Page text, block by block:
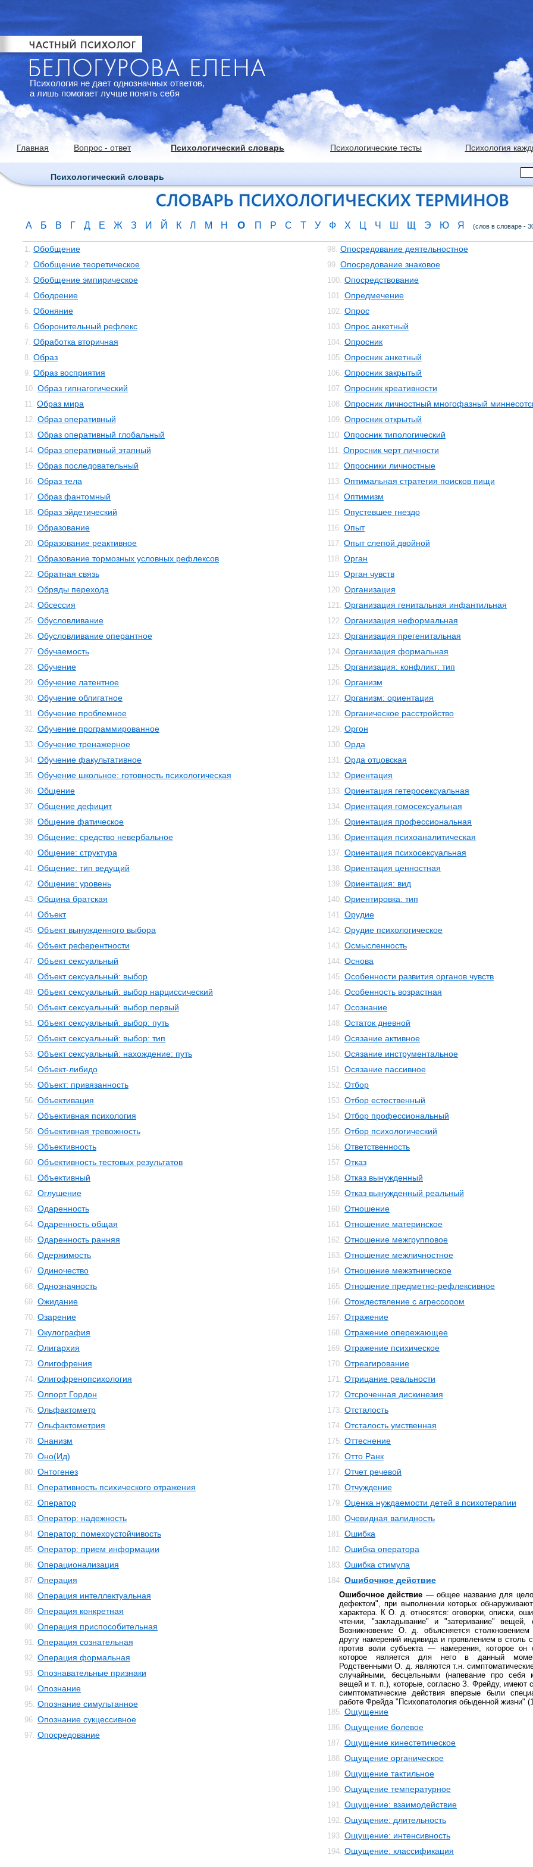
Психология не дает однозначных ответов,
а лишь помогает лучше понять себя
Главная Вопрос - ответ Психологический словарь Психологические тесты Психология
Психологический словарь
А Б В Г Д Е Ж З И Й К Л М Н О П Р С Т У Ф Х Ц Ч Ш Щ Э Ю Я (слов в словаре -
1. Обобщение
2. Обобщение теоретическое
3. Обобщение эмпирическое
4. Ободрение
5. Обоняние
6. Оборонительный рефлекс
7. Обработка вторичная
8. Образ
9. Образ восприятия
10. Образ гипнагогический
11. Образ мира
12. Образ оперативный
13. Образ оперативный глобальный
14. Образ оперативный этапный
15. Образ последовательный
16. Образ тела
17. Образ фантомный
18. Образ эйдетический
19. Образование
20. Образование реактивное
21. Образование тормозных условных рефлексов
22. Обратная связь
23. Обряды перехода
24. Обсессия
25. Обусловливание
26. Обусловливание оперантное
27. Обучаемость
28. Обучение
29. Обучение латентное
30. Обучение облигатное
31. Обучение проблемное
32. Обучение программированное
33. Обучение тренажерное
34. Обучение факультативное
35. Обучение школьное: готовность психологическая
36. Общение
37. Общение дефицит
38. Общение фатическое
39. Общение: средство невербальное
40. Общение: структура
41. Общение: тип ведущий
42. Общение: уровень
43. Община братская
44. Объект
45. Объект вынужденного выбора
46. Объект референтности
47. Объект сексуальный
48. Объект сексуальный: выбор
49. Объект сексуальный: выбор нарциссический
50. Объект сексуальный: выбор первый
51. Объект сексуальный: выбор: путь
52. Объект сексуальный: выбор: тип
53. Объект сексуальный: нахождение: путь
54. Объект-либидо
55. Объект: привязанность
56. Объективация
57. Объективная психология
58. Объективная тревожность
59. Объективность
60. Объективность тестовых результатов
61. Объективный
62. Оглушение
63. Одаренность
64. Одаренность общая
65. Одаренность ранняя
66. Одержимость
67. Одиночество
68. Однозначность
69. Ожидание
70. Озарение
71. Окулография
72. Олигархия
73. Олигофрения
74. Олигофренопсихология
75. Олпорт Гордон
76. Ольфактометр
77. Ольфактометрия
78. Онанизм
79. Оно(Ид)
80. Онтогенез
81. Оперативность психического отражения
82. Оператор
83. Оператор: надежность
84. Оператор: помехоустойчивость
85. Оператор: прием информации
86. Операционализация
87. Операция
88. Операция интеллектуальная
89. Операция конкретная
90. Операция приспособительная
91. Операция сознательная
92. Операция формальная
93. Опознавательные признаки
94. Опознание
95. Опознание симультанное
96. Опознание сукцессивное
97. Опосредование
98. Опосредование деятельностное
99. Опосредование знаковое
100. Опосредствование
101. Опредмечение
102. Опрос
103. Опрос анкетный
104. Опросник
105. Опросник анкетный
106. Опросник закрытый
107. Опросник креативности
108. Опросник личностный многофазный
109. Опросник открытый
110. Опросник типологический
111. Опросник черт личности
112. Опросники личностные
113. Оптимальная стратегия поисков пищи
114. Оптимизм
115. Опустевшее гнездо
116. Опыт
117. Опыт слепой двойной
118. Орган
119. Орган чувств
120. Организация
121. Организация генитальная инфантильная
122. Организация неформальная
123. Организация прегенитальная
124. Организация формальная
125. Организация: конфликт: тип
126. Организм
127. Организм: ориентация
128. Органическое расстройство
129. Оргон
130. Орда
131. Орда отцовская
132. Ориентация
133. Ориентация гетеросексуальная
134. Ориентация гомосексуальная
135. Ориентация профессиональная
136. Ориентация психоаналитическая
137. Ориентация психосексуальная
138. Ориентация ценностная
139. Ориентация: вид
140. Ориентировка: тип
141. Орудие
142. Орудие психологическое
143. Осмысленность
144. Основа
145. Особенности развития органов чувств
146. Особенность возрастная
147. Осознание
148. Остаток дневной
149. Осязание активное
150. Осязание инструментальное
151. Осязание пассивное
152. Отбор
153. Отбор естественный
154. Отбор профессиональный
155. Отбор психологический
156. Ответственность
157. Отказ
158. Отказ вынужденный
159. Отказ вынужденный реальный
160. Отношение
161. Отношение материнское
162. Отношение межгрупповое
163. Отношение межличностное
164. Отношение межэтническое
165. Отношение предметно-рефлексивное
166. Отождествление с агрессором
167. Отражение
168. Отражение опережающее
169. Отражение психическое
170. Отреагирование
171. Отрицание реальности
172. Отсроченная дискинезия
173. Отсталость
174. Отсталость умственная
175. Оттеснение
176. Отто Ранк
177. Отчет речевой
178. Отчуждение
179. Оценка нуждаемости детей в психотерапии
180. Очевидная валидность
181. Ошибка
182. Ошибка оператора
183. Ошибка стимула
184. Ошибочное действие
Ошибочное действие — общее название для
дефектом", при выполнении которых
характера. К О. д. относятся: оговорки, описки,
чтении, "закладывание" и "затеривание"
Возникновение О. д. объясняется
другу намерений индивида и проявлением в столь
против воли субъекта — намерения, которое он
которое является для него в данный
Родственными О. д. являются т.н.
случайными, бесцельными (напевание про себя
вещей и т. п.), которые, согласно З. Фрейду,
симптоматические действия впервые были
работе Фрейда "Психопатология обыденной жизни"
185. Ощущение
186. Ощущение болевое
187. Ощущение кинестетическое
188. Ощущение органическое
189. Ощущение тактильное
190. Ощущение температурное
191. Ощущение: взаимодействие
192. Ощущение: длительность
193. Ощущение: интенсивность
194. Ощущение: классификация